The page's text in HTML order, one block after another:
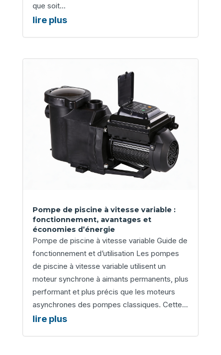
que soit...
lire plus
Pompe de piscine à vitesse variable :
fonctionnement, avantages et
économies d’énergie
Pompe de piscine à vitesse variable Guide de
fonctionnement et d’utilisation Les pompes
de piscine à vitesse variable utilisent un
moteur synchrone à aimants permanents, plus
performant et plus précis que les moteurs
asynchrones des pompes classiques. Cette...
lire plus